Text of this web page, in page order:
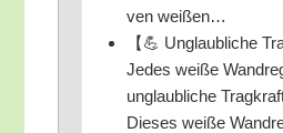
ven weißen…
【💪 Unglaub­li­che
Jedes wei­ße
unglaub­li­che
Die­ses wei­ße